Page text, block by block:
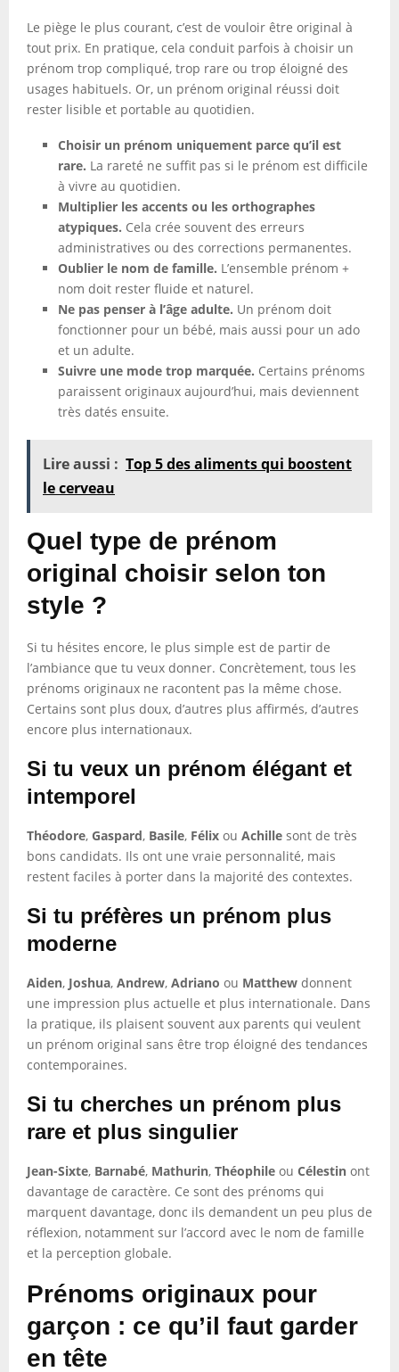
Le piège le plus courant, c’est de vouloir être original à
tout prix. En pratique, cela conduit parfois à choisir un
prénom trop compliqué, trop rare ou trop éloigné des
usages habituels. Or, un prénom original réussi doit
rester lisible et portable au quotidien.
Choisir un prénom uniquement parce qu’il est
rare. La rareté ne suffit pas si le prénom est difficile
à vivre au quotidien.
Multiplier les accents ou les orthographes
atypiques. Cela crée souvent des erreurs
administratives ou des corrections permanentes.
Oublier le nom de famille. L’ensemble prénom +
nom doit rester fluide et naturel.
Ne pas penser à l’âge adulte. Un prénom doit
fonctionner pour un bébé, mais aussi pour un ado
et un adulte.
Suivre une mode trop marquée. Certains prénoms
paraissent originaux aujourd’hui, mais deviennent
très datés ensuite.
Lire aussi : Top 5 des aliments qui boostent
le cerveau
Quel type de prénom
original choisir selon ton
style ?
Si tu hésites encore, le plus simple est de partir de
l’ambiance que tu veux donner. Concrètement, tous les
prénoms originaux ne racontent pas la même chose.
Certains sont plus doux, d’autres plus affirmés, d’autres
encore plus internationaux.
Si tu veux un prénom élégant et
intemporel
Théodore, Gaspard, Basile, Félix ou Achille sont de très
bons candidats. Ils ont une vraie personnalité, mais
restent faciles à porter dans la majorité des contextes.
Si tu préfères un prénom plus
moderne
Aiden, Joshua, Andrew, Adriano ou Matthew donnent
une impression plus actuelle et plus internationale. Dans
la pratique, ils plaisent souvent aux parents qui veulent
un prénom original sans être trop éloigné des tendances
contemporaines.
Si tu cherches un prénom plus
rare et plus singulier
Jean-Sixte, Barnabé, Mathurin, Théophile ou Célestin ont
davantage de caractère. Ce sont des prénoms qui
marquent davantage, donc ils demandent un peu plus de
réflexion, notamment sur l’accord avec le nom de famille
et la perception globale.
Prénoms originaux pour
garçon : ce qu’il faut garder
en tête